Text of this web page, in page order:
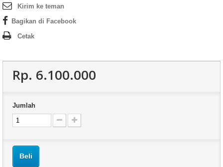
Kirim ke teman
Bagikan di Facebook
Cetak
Rp‎. 6.100.000
Jumlah
Beli